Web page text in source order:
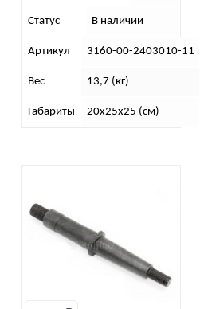
Статус В наличии
Артикул 3160-00-2403010-11
Вес 13,7 (кг)
Габариты 20х25х25 (см)